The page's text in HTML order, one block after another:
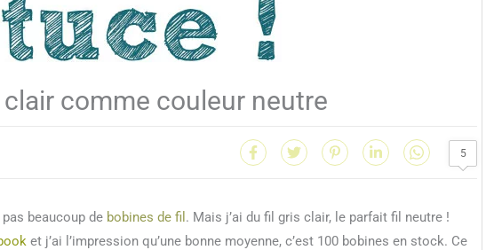
comme couleur neutre
5
beaucoup de bobines de fil . Mais j’ai du fil gris clair, le parfait fil neutre !
et j’ai l’impression qu’une bonne moyenne, c’est 100 bobines en stock. Ce